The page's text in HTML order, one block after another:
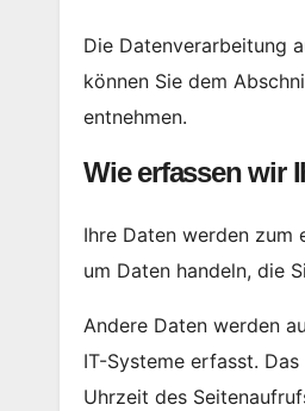
Die Datenverarbeitung
können Sie dem
entnehmen.
Wie erfassen wir
Ihre Daten werden zum
um Daten handeln, die
Andere Daten werden
IT-Systeme erfasst.
Uhrzeit des